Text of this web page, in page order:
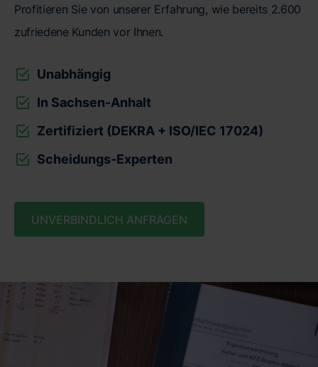
Profitieren Sie von unserer Erfahrung, wie bereits 2.600
zufriedene Kunden vor Ihnen.
Unabhängig
In Sachsen-Anhalt
Zertifiziert (DEKRA + ISO/IEC 17024)
Scheidungs-Experten
UNVERBINDLICH ANFRAGEN